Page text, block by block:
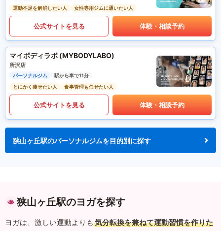
運動不足を解消したい人
女性専用ジムに通いたい人
公式サイトを見る 体験・相談予約
マイボディラボ (MYBODYLABO)
所沢店
パーソナルジム
駅から車で11分
とにかく痩せたい人
食事管理も任せたい人
公式サイトを見る 体験・相談予約
狭山ヶ丘駅のパーソナルジムを目的別に探す
狭山ヶ丘駅のヨガを探す
ヨガは、激しい運動よりも 気分転換を兼ねて運動習慣を作りた